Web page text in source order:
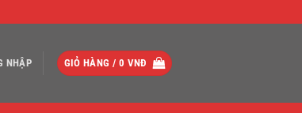
NHẬP GIỎ HÀNG / 0 VNĐ